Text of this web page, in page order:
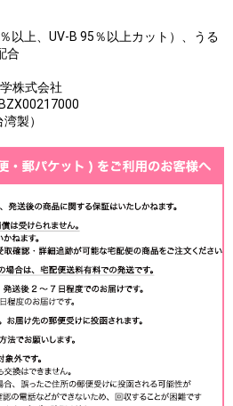
以上、UV-B 95％以上カット）、うる
合
株式会社
製）